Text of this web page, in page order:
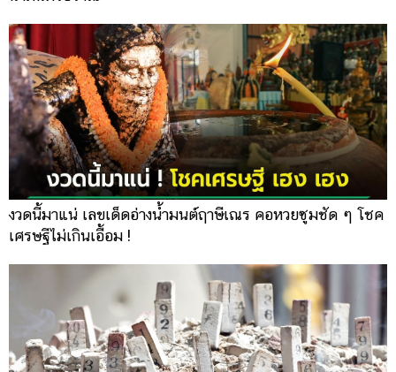
งวดนี้มาแน่ เลขเด็ดอ่างน้ำมนต์ฤาษีเณร คอหวยซูมชัด ๆ โชค
เศรษฐีไม่เกินเอื้อม !